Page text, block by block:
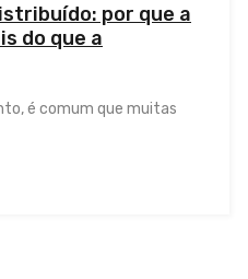
por que a
do que a
é comum que muitas